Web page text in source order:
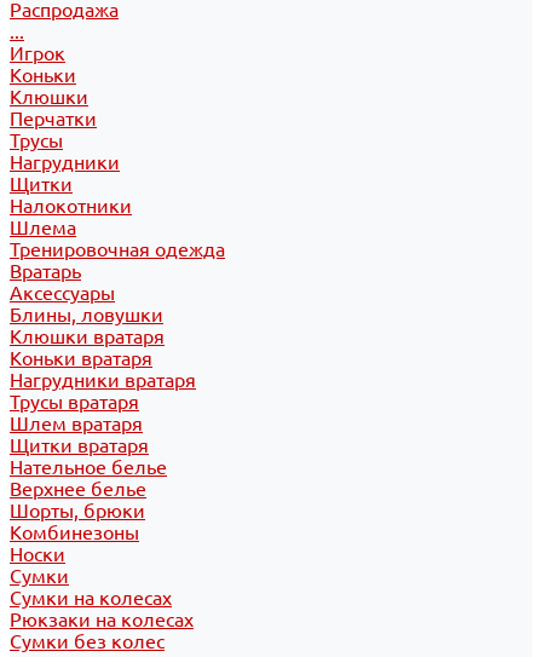
Распродажа
...
Игрок
Коньки
Клюшки
Перчатки
Трусы
Нагрудники
Щитки
Налокотники
Шлема
Тренировочная одежда
Вратарь
Аксессуары
Блины, ловушки
Клюшки вратаря
Коньки вратаря
Нагрудники вратаря
Трусы вратаря
Шлем вратаря
Щитки вратаря
Нательное белье
Верхнее белье
Шорты, брюки
Комбинезоны
Носки
Сумки
Сумки на колесах
Рюкзаки на колесах
Сумки без колес